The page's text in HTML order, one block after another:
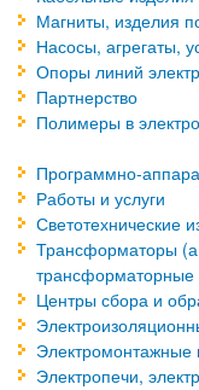
Магниты, изделия
Насосы, агрегаты,
Опоры линий
Партнерство
Полимеры в
Программно-
Работы и услуги
Светотехнические
Трансформаторы
трансформаторные
Центры сбора и
Электромонтажные
Электропечи,